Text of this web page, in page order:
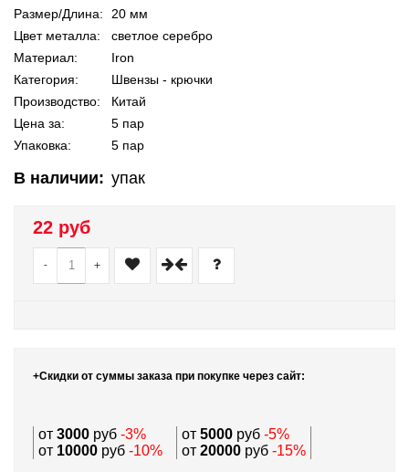
Размер/Длина:
20 мм
Цвет металла:
светлое серебро
Материал:
Iron
Категория:
Швензы - крючки
Производство:
Китай
Цена за:
5 пар
Упаковка:
5 пар
В наличии: упак
22 руб
- +
+Скидки от суммы заказа при покупке через сайт:
от 3000 руб -3% от 5000 руб -5%
от 10000 руб -10% от 20000 руб -15%